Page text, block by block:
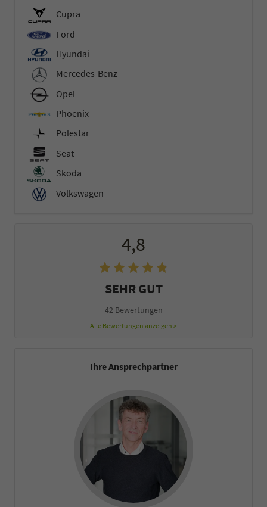
Cupra
Ford
Hyundai
Mercedes-Benz
Opel
Phoenix
Polestar
Seat
Skoda
Volkswagen
4,8
SEHR GUT
42 Bewertungen
Alle Bewertungen anzeigen >
Ihre Ansprechpartner